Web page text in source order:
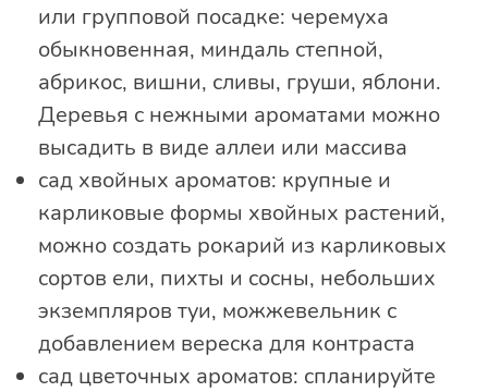
или групповой посадке: черемуха
обыкновенная, миндаль степной,
абрикос, вишни, сливы, груши, яблони.
Деревья с нежными ароматами можно
высадить в виде аллеи или массива
сад хвойных ароматов: крупные и
карликовые формы хвойных растений,
можно создать рокарий из карликовых
сортов ели, пихты и сосны, небольших
экземпляров туи, можжевельник с
добавлением вереска для контраста
сад цветочных ароматов: спланируйте